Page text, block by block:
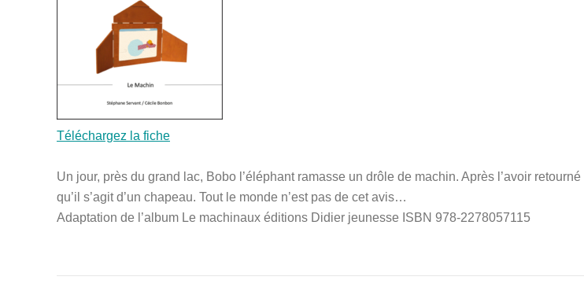
Téléchargez la fiche
Un jour, près du grand lac, Bobo l’éléphant ramasse un drôle de machin. Après l’avoir
qu’il s’agit d’un chapeau. Tout le monde n’est pas de cet avis…
Adaptation de l’album Le machinaux éditions Didier jeunesse ISBN 978-2278057115